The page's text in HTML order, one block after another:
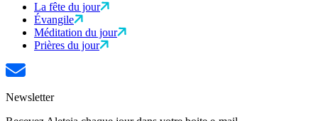
La fête du jour
Évangile
Méditation du jour
Prières du jour
Newsletter